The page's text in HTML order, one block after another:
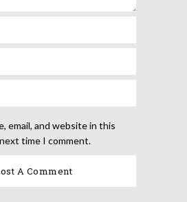
email, and website in this
time I comment.